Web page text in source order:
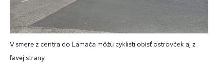
V smere z centra do Lamača môžu cyklisti obísť ostrovček aj z
ľavej strany.